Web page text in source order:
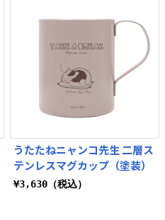
うたたねニャンコ先生 二層ス
テンレスマグカップ（塗装）
¥3,630（税込）